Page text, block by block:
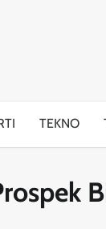
TEKNO